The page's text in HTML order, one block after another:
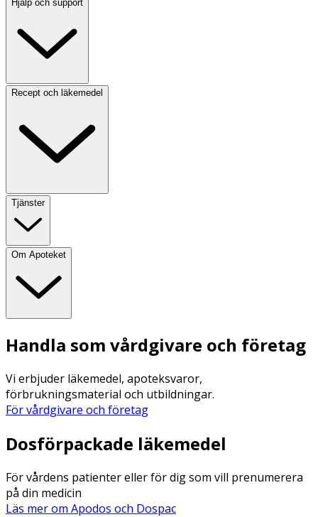
Hjälp och support
Recept och läkemedel
Tjänster
Om Apoteket
Handla som vårdgivare och företag
Vi erbjuder läkemedel, apoteksvaror,
förbrukningsmaterial och utbildningar.
För vårdgivare och företag
Dosförpackade läkemedel
För vårdens patienter eller för dig som vill prenumerera
på din medicin
Läs mer om Apodos och Dospac